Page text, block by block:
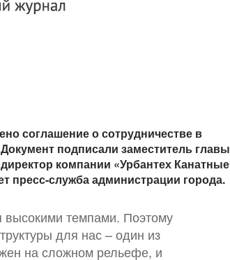
соглашение о сотрудничестве в
подписали заместитель главы
компании «Урбантех Канатные
пресс-служба администрации города.
высокими темпами. Поэтому
для нас – один из
на сложном рельефе, и